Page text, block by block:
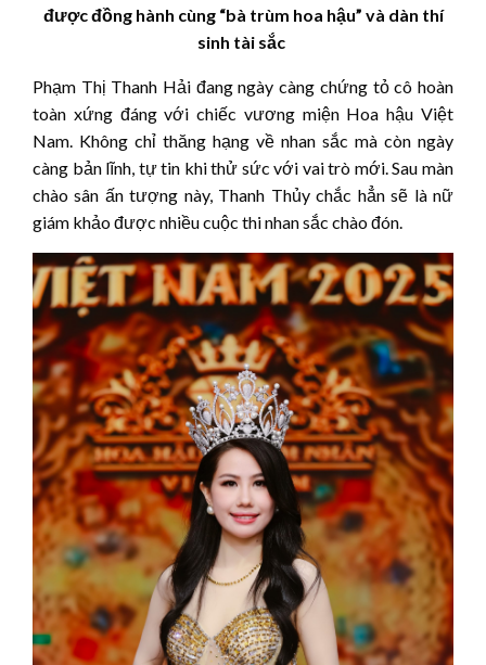
được đồng hành cùng “bà trùm hoa hậu” và dàn thí
sinh tài sắc
Phạm Thị Thanh Hải đang ngày càng chứng tỏ cô hoàn
toàn xứng đáng với chiếc vương miện Hoa hậu Việt
Nam. Không chỉ thăng hạng về nhan sắc mà còn ngày
càng bản lĩnh, tự tin khi thử sức với vai trò mới. Sau màn
chào sân ấn tượng này, Thanh Thủy chắc hẳn sẽ là nữ
giám khảo được nhiều cuộc thi nhan sắc chào đón.